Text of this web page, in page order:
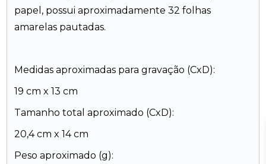
papel, possui aproximadamente 32 folhas
amarelas pautadas.
Medidas aproximadas para gravação (CxD):
19 cm x 13 cm
Tamanho total aproximado (CxD):
20,4 cm x 14 cm
Peso aproximado (g):